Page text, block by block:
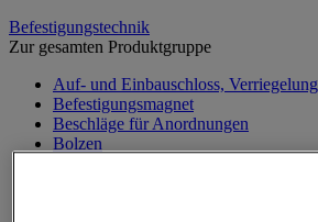
Befestigungstechnik
Zur gesamten Produktgruppe
Auf- und Einbauschloss, Verriegelung
Befestigungsmagnet
Beschläge für Anordnungen
Bolzen